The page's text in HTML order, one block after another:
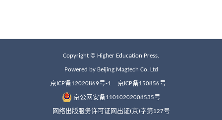
Copyright © Higher Education Press.
Powered by Beijing Magtech Co. Ltd
京ICP备12020869号-1 京ICP备150856号
京公网安备11010202008535号
网络出版服务许可证网出证(京)字第127号